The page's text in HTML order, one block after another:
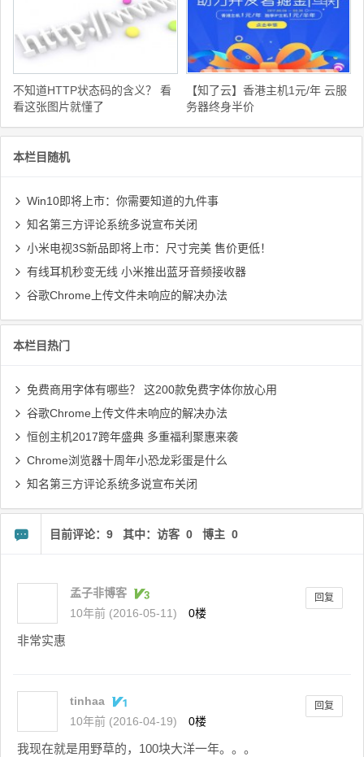
不知道HTTP状态码的含义？ 看
看这张图片就懂了
【知了云】香港主机1元/年 云服
务器终身半价
本栏目随机
Win10即将上市：你需要知道的九件事
知名第三方评论系统多说宣布关闭
小米电视3S新品即将上市：尺寸完美 售价更低！
有线耳机秒变无线 小米推出蓝牙音频接收器
谷歌Chrome上传文件未响应的解决办法
本栏目热门
免费商用字体有哪些？ 这200款免费字体你放心用
谷歌Chrome上传文件未响应的解决办法
恒创主机2017跨年盛典 多重福利聚惠来袭
Chrome浏览器十周年小恐龙彩蛋是什么
知名第三方评论系统多说宣布关闭
目前评论：9 其中：访客 0 博主 0
孟子非博客
10年前 (2016-05-11)
0楼
回复
非常实惠
tinhaa
10年前 (2016-04-19)
0楼
回复
我现在就是用野草的，100块大洋一年。。。